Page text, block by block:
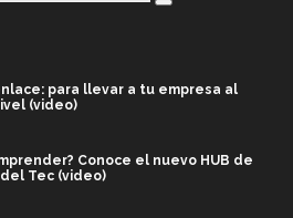
para llevar a tu empresa al
(video)
Conoce el nuevo HUB de
del Tec (video)